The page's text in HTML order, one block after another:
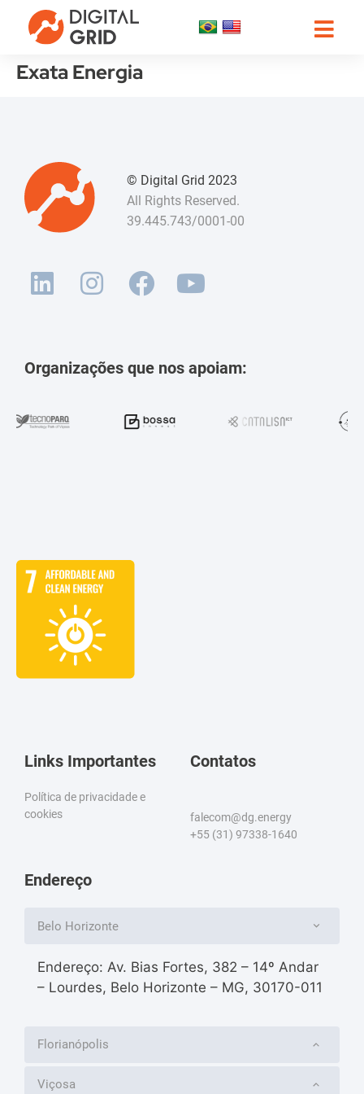
Exata Energia
© Digital Grid 2023
All Rights Reserved.
39.445.743/0001-00
Organizações que nos apoiam:
Links Importantes
Política de privacidade e
cookies
Contatos
falecom@dg.energy
+55 (31) 97338-1640
Endereço
Belo Horizonte
Endereço: Av. Bias Fortes, 382 – 14º Andar
– Lourdes, Belo Horizonte – MG, 30170-011
Florianópolis
Viçosa